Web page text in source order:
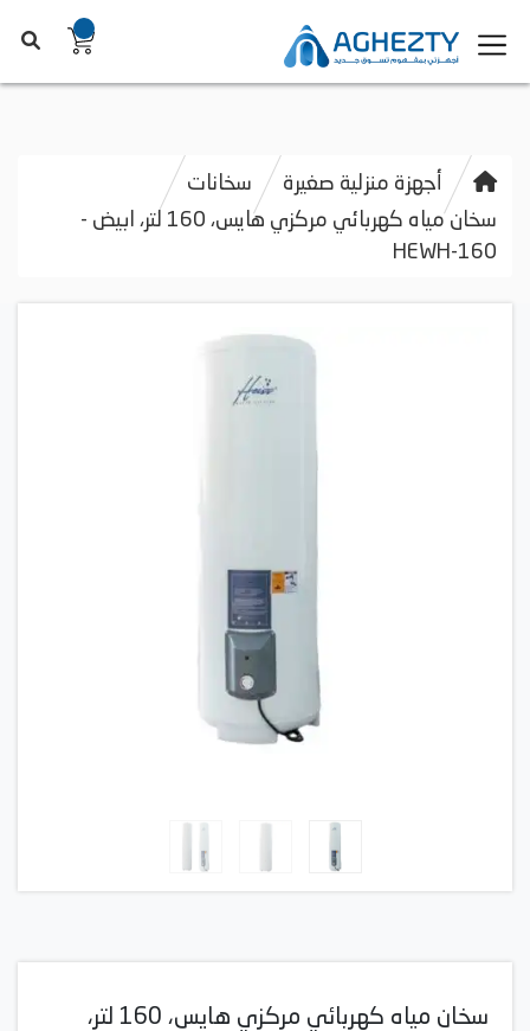
أجهزة منزلية صغيرة
سخانات
سخان مياه كهربائي مركزي هايس، 160 لتر، ابيض -
HEWH-160
سخان مياه كهربائي مركزي هايس، 160 لتر،